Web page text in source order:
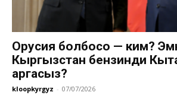
Орусия болбосо — ким?
Кыргызстан бензинди
аргасыз?
kloopkyrgyz - 07/07/2026